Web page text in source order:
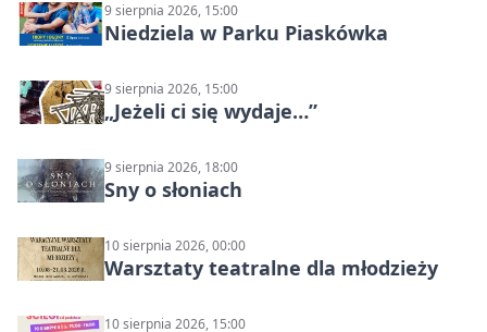
9 sierpnia 2026, 15:00
Niedziela w Parku Piaskówka
9 sierpnia 2026, 15:00
„Jeżeli ci się wydaje…”
9 sierpnia 2026, 18:00
Sny o słoniach
10 sierpnia 2026, 00:00
Warsztaty teatralne dla młodzieży
10 sierpnia 2026, 15:00